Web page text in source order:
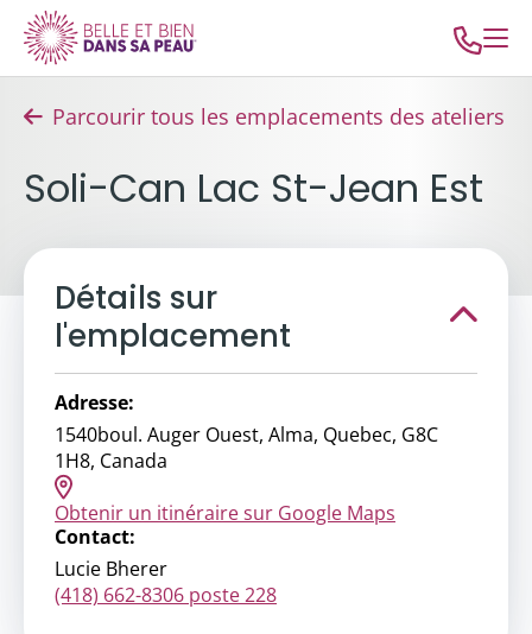
Parcourir tous les emplacements des ateliers
Soli-Can Lac St-Jean Est
Détails sur
l'emplacement
Adresse:
1540boul. Auger Ouest, Alma, Quebec, G8C
1H8, Canada
Obtenir un itinéraire sur Google Maps
Contact:
Lucie Bherer
(418) 662-8306 poste 228